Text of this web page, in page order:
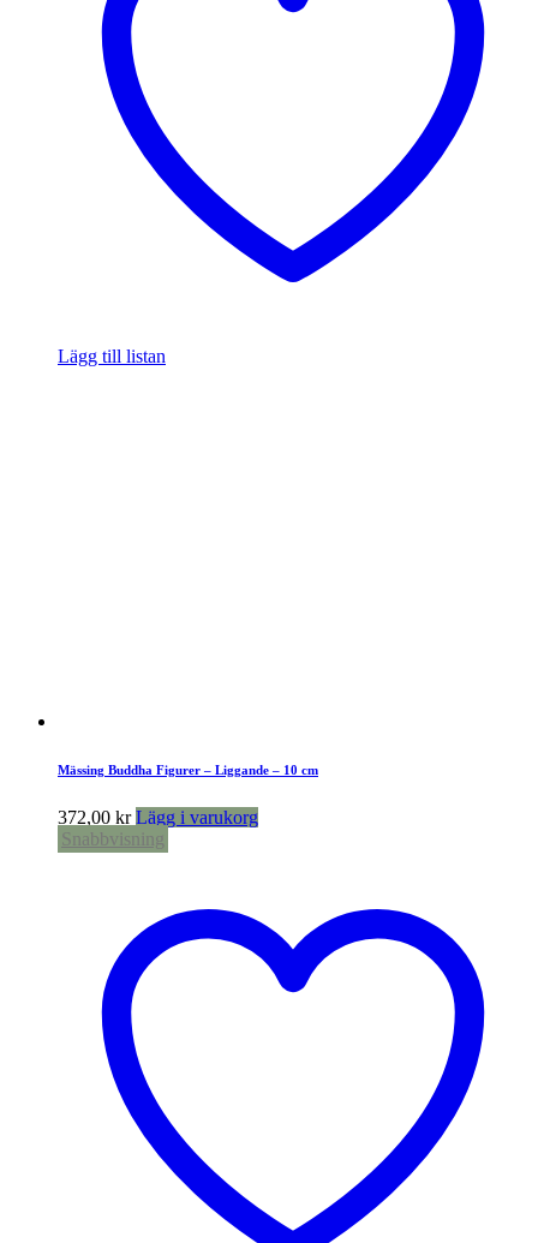
Lägg till listan
Mässing Buddha Figurer – Liggande – 10 cm
372,00 kr Lägg i varukorg
Snabbvisning